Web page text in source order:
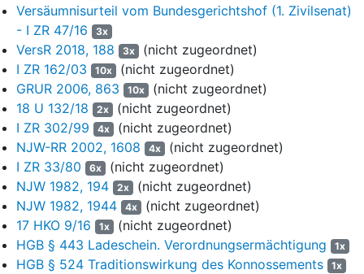
von 24.114,00 kg zu einem Gesamtkaufpreis von 561.902,90
Euro. Wegen der Einzelheiten der Bestellung der M.mbH bei der
K. GmbH wird auf die als Anlage K 6 vorgelegte
Handelsrechnung vom 14. Juli 2020 über fünf Partien
Gießwalzdraht zu einem Gesamtrechnungsbetrag von
561.902,90 Euro verwiesen.
4
Die Käuferin des Gießwalzdrahts, die Firma M.mbH,
beauftragte am 08. Juli 2020 die über die Klägerin
mitversicherte D. Logistik GmbH aus Graz mit der
Straßengüterbeförderung der fünf Chargen Gießwalzdraht von
der Produktionsstätte der K. GmbH in H. zur Firma G.
Kabelwerke in P. , Österreich, als Empfängerin der Waren.
Befördert werden sollte am 16. Juli 2020 eine Sendung
Gießwalzdraht, gepackt auf fünf Holzpaletten mit einem
Gesamtgewicht von 24.312 kg. Die D. Logistik GmbH erteilte
Versäumnisurteil vom Bundesgerichtshof (1. Zivilsenat)
- I ZR 47/16
3x
VersR 2018, 188 3x (nicht zugeordnet)
I ZR 162/03
10x (nicht zugeordnet)
GRUR 2006, 863
10x (nicht zugeordnet)
18 U 132/18
2x (nicht zugeordnet)
I ZR 302/99
4x (nicht zugeordnet)
NJW-RR 2002, 1608
4x (nicht zugeordnet)
I ZR 33/80
6x (nicht zugeordnet)
NJW 1982, 194
2x (nicht zugeordnet)
NJW 1982, 1944
4x (nicht zugeordnet)
17 HKO 9/16
1x (nicht zugeordnet)
HGB § 443 Ladeschein. Verordnungsermächtigung
1x
HGB § 524 Traditionswirkung des Konnossements 1x